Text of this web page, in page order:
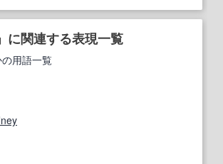
に関連する表現一覧
用語一覧